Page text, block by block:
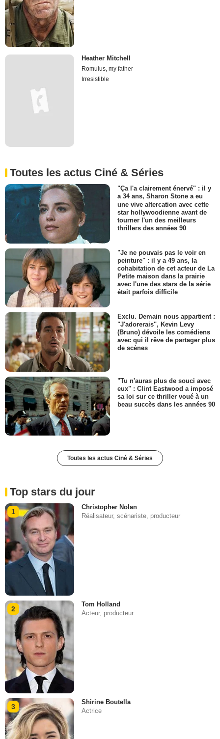
Heather Mitchell
Romulus, my father
Irresistible
Toutes les actus Ciné & Séries
"Ça l'a clairement énervé" : il y
a 34 ans, Sharon Stone a eu
une vive altercation avec cette
star hollywoodienne avant de
tourner l'un des meilleurs
thrillers des années 90
"Je ne pouvais pas le voir en
peinture" : il y a 49 ans, la
cohabitation de cet acteur de La
Petite maison dans la prairie
avec l'une des stars de la série
était parfois difficile
Exclu. Demain nous appartient :
"J'adorerais", Kevin Levy
(Bruno) dévoile les comédiens
avec qui il rêve de partager plus
de scènes
"Tu n'auras plus de souci avec
eux" : Clint Eastwood a imposé
sa loi sur ce thriller voué à un
beau succès dans les années 90
Toutes les actus Ciné & Séries
Top stars du jour
1
Christopher Nolan
Réalisateur, scénariste, producteur
2
Tom Holland
Acteur, producteur
3
Shirine Boutella
Actrice